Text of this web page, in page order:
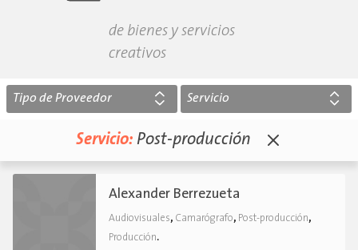
de bienes y servicios
creativos
Servicio: Post-producción
Alexander Berrezueta
Audiovisuales, Camarógrafo, Post-producción,
Producción.
Tipo de Proveedor Servicio